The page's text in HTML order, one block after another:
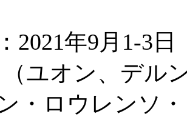
2021年9月1-3日
（ユオン、デル
・ロウレンソ